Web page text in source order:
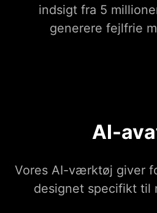
indsigt fra 5
generere fejlfrie
AI-
Vores AI-værktøj giver
designet specifikt til